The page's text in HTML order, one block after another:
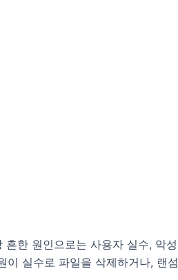
한 원인으로는 사용자 실수, 악성
이 실수로 파일을 삭제하거나, 랜섬